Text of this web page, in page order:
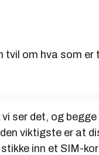
tvil om hva som
ser det, og
viktigste er at
inn et SIM-